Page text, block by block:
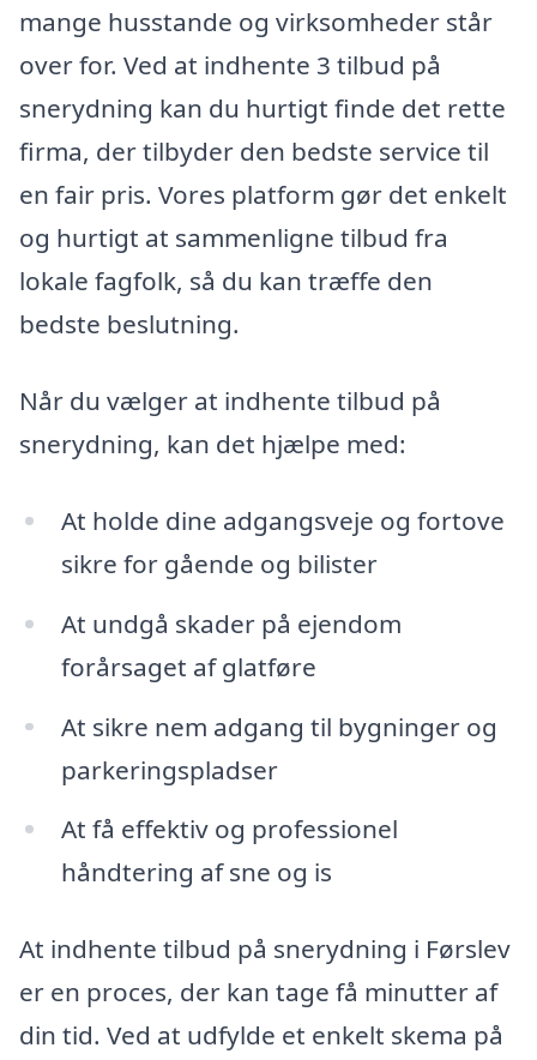
mange husstande og virksomheder står
over for. Ved at indhente 3 tilbud på
snerydning kan du hurtigt finde det rette
firma, der tilbyder den bedste service til
en fair pris. Vores platform gør det enkelt
og hurtigt at sammenligne tilbud fra
lokale fagfolk, så du kan træffe den
bedste beslutning.
Når du vælger at indhente tilbud på
snerydning, kan det hjælpe med:
At holde dine adgangsveje og fortove
sikre for gående og bilister
At undgå skader på ejendom
forårsaget af glatføre
At sikre nem adgang til bygninger og
parkeringspladser
At få effektiv og professionel
håndtering af sne og is
At indhente tilbud på snerydning i Førslev
er en proces, der kan tage få minutter af
din tid. Ved at udfylde et enkelt skema på